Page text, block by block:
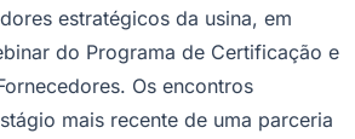
estratégicos da usina, em
do Programa de Certificação e
Os encontros
mais recente de uma parceria